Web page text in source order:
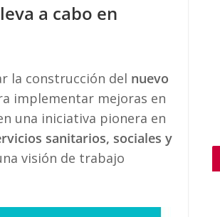
a cabo en
la construcción del nuevo
implementar mejoras en
una iniciativa pionera en
sanitarios, sociales y
visión de trabajo